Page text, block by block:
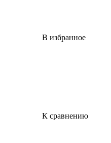
В избранное
К сравнению